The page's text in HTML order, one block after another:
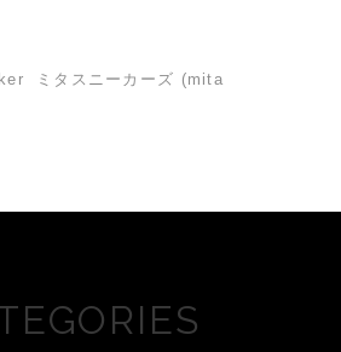
ミタスニーカーズ (mita